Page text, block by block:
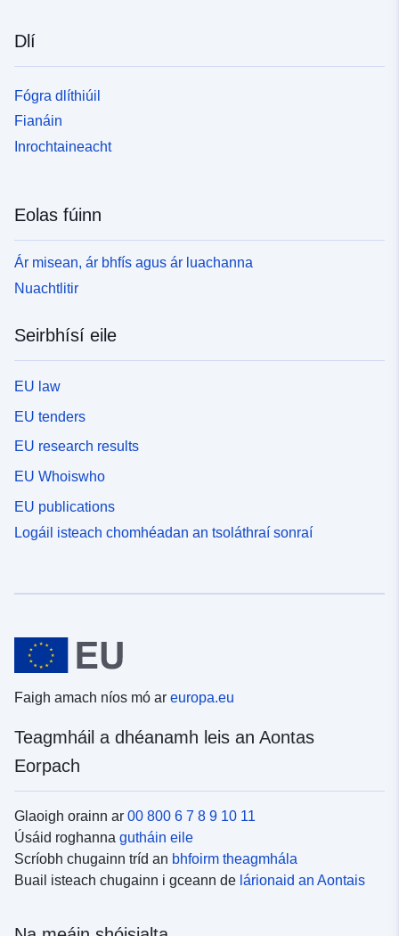
Dlí
Fógra dlíthiúil
Fianáin
Inrochtaineacht
Eolas fúinn
Ár misean, ár bhfís agus ár luachanna
Nuachtlitir
Seirbhísí eile
EU law
EU tenders
EU research results
EU Whoiswho
EU publications
Logáil isteach chomhéadan an tsoláthraí sonraí
Faigh amach níos mó ar europa.eu
Teagmháil a dhéanamh leis an Aontas
Eorpach
Glaoigh orainn ar 00 800 6 7 8 9 10 11
Úsáid roghanna gutháin eile
Scríobh chugainn tríd an bhfoirm theagmhála
Buail isteach chugainn i gceann de lárionaid an Aontais